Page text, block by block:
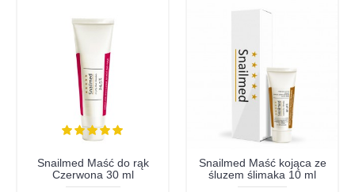
Snailmed Maść do rąk
Czerwona 30 ml
Snailmed Maść kojąca ze
śluzem ślimaka 10 ml